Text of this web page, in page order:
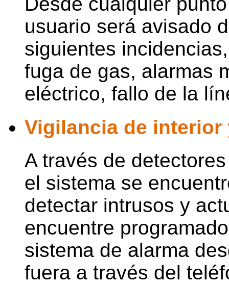
usuario será avisado
siguientes
fuga de gas, alarmas
eléctrico, fallo de la
Vigilancia de interior
A través de
el sistema se
detectar intrusos y
encuentre
sistema de alarma
fuera a través del